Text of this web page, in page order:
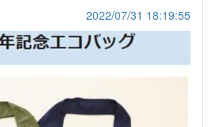
2022/07/31 18:19:55